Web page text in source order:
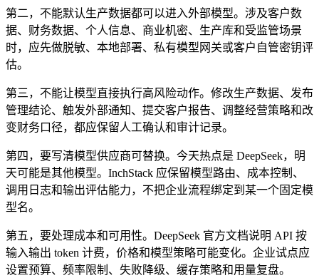
第二，不能默认生产数据都可以进入外部模型。涉及客户数
据、财务数据、个人信息、商业机密、生产库和受监管场景
时，应先做脱敏、本地部署、私有模型网关或客户自管密钥评
估。
第三，不能让模型直接执行高风险动作。修改生产数据、发布
管理结论、触发外部通知、提交客户报告、调整经营策略和改
变财务口径，都应保留人工确认和审计记录。
第四，要写清模型供应商可替换。今天热点是 DeepSeek，明
天可能是其他模型。InchStack 应保留模型路由、成本控制、
调用日志和输出评估能力，不把企业流程绑定到某一个固定模
型名。
第五，要处理成本和可用性。DeepSeek 官方文档说明 API 按
输入输出 token 计费，价格和模型策略可能变化。企业试点应
设置预算、频率限制、失败降级、缓存策略和用量复盘。